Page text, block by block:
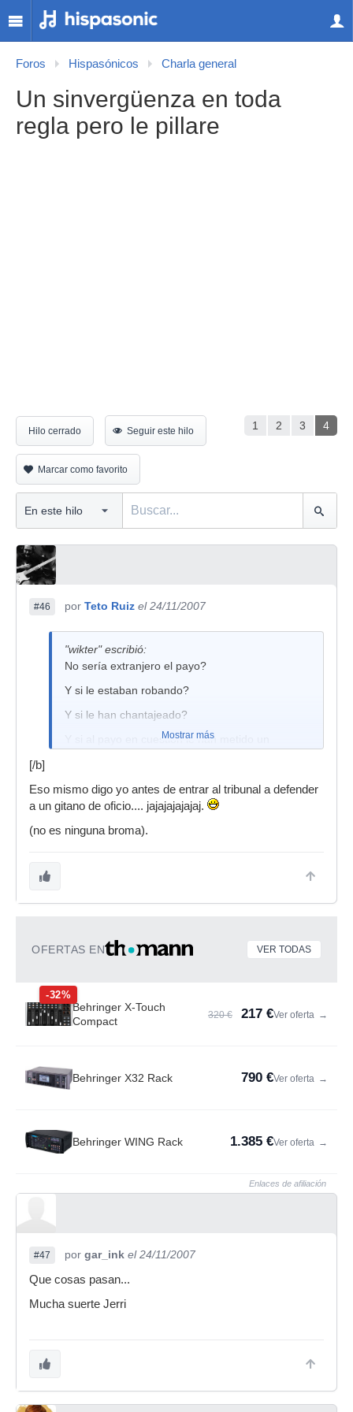
Foros Hispasónicos Charla general
Un sinvergüenza en toda
regla pero le pillare
1 2 3 4
Hilo cerrado Seguir este hilo
Marcar como favorito
#46 por Teto Ruiz el 24/11/2007
"wikter" escribió:
No sería extranjero el payo?
Y si le estaban robando?
Y si le han chantajeado?
Y si al payo en cuestión le han metido un
[b]Donde estás principio de inocencia???
Mostrar más
[/b]
Eso mismo digo yo antes de entrar al tribunal a defender
a un gitano de oficio.... jajajajajajaj.
(no es ninguna broma).
OFERTAS EN VER TODAS
-32%
Behringer X-Touch
Compact
320 € 217 €Ver oferta →
Behringer X32 Rack 790 €Ver oferta →
Behringer WING Rack 1.385 €Ver oferta →
Enlaces de afiliación
#47 por gar_ink el 24/11/2007
Que cosas pasan...
Mucha suerte Jerri